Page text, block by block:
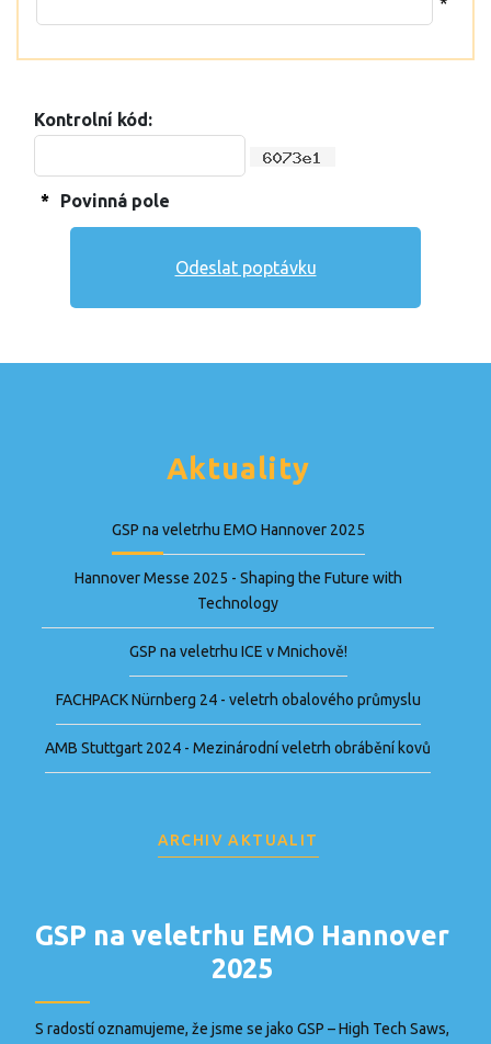
Kontrolní kód:
* Povinná pole
Aktuality
GSP na veletrhu EMO Hannover 2025
Hannover Messe 2025 - Shaping the Future with
Technology
GSP na veletrhu ICE v Mnichově!
FACHPACK Nürnberg 24 - veletrh obalového průmyslu
AMB Stuttgart 2024 - Mezinárodní veletrh obrábění kovů
ARCHIV AKTUALIT
GSP na veletrhu EMO Hannover
2025
S radostí oznamujeme, že jsme se jako GSP – High Tech Saws,